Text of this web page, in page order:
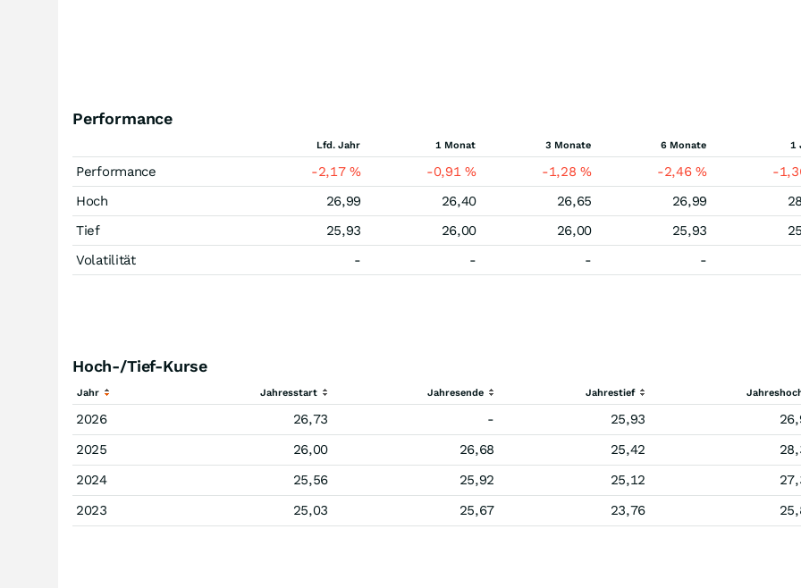
Performance
Lfd. Jahr 1 Monat 3 Monate 6 Monate 1
Performance -2,17% -0,91% -1,28% -2,46% -
Hoch
26,99 26,40 26,65 26,99
Tief
25,93 26,00 26,00 25,93
Volatilität
- - - -
Hoch-/Tief-Kurse
Jahr Jahresstart Jahresende Jahrestief
2026 26,73 - 25,93
2025
26,00 26,68 25,42
2024
25,56 25,92 25,12
2023
25,03 25,67 23,76